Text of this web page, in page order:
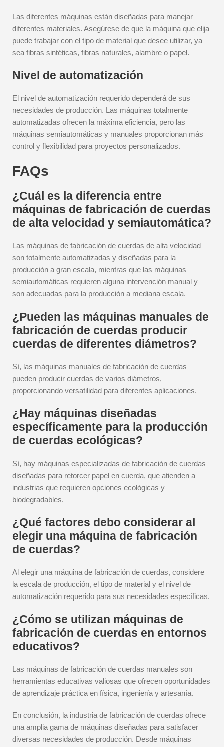
Las diferentes máquinas están diseñadas para manejar
diferentes materiales. Asegúrese de que la máquina que elija
puede trabajar con el tipo de material que desee utilizar, ya
sea fibras sintéticas, fibras naturales, alambre o papel.
Nivel de automatización
El nivel de automatización requerido dependerá de sus
necesidades de producción. Las máquinas totalmente
automatizadas ofrecen la máxima eficiencia, pero las
máquinas semiautomáticas y manuales proporcionan más
control y flexibilidad para proyectos personalizados.
FAQs
¿Cuál es la diferencia entre
máquinas de fabricación de cuerdas
de alta velocidad y semiautomática?
Las máquinas de fabricación de cuerdas de alta velocidad
son totalmente automatizadas y diseñadas para la
producción a gran escala, mientras que las máquinas
semiautomáticas requieren alguna intervención manual y
son adecuadas para la producción a mediana escala.
¿Pueden las máquinas manuales de
fabricación de cuerdas producir
cuerdas de diferentes diámetros?
Sí, las máquinas manuales de fabricación de cuerdas
pueden producir cuerdas de varios diámetros,
proporcionando versatilidad para diferentes aplicaciones.
¿Hay máquinas diseñadas
específicamente para la producción
de cuerdas ecológicas?
Sí, hay máquinas especializadas de fabricación de cuerdas
diseñadas para retorcer papel en cuerda, que atienden a
industrias que requieren opciones ecológicas y
biodegradables.
¿Qué factores debo considerar al
elegir una máquina de fabricación
de cuerdas?
Al elegir una máquina de fabricación de cuerdas, considere
la escala de producción, el tipo de material y el nivel de
automatización requerido para sus necesidades específicas.
¿Cómo se utilizan máquinas de
fabricación de cuerdas en entornos
educativos?
Las máquinas de fabricación de cuerdas manuales son
herramientas educativas valiosas que ofrecen oportunidades
de aprendizaje práctica en física, ingeniería y artesanía.
En conclusión, la industria de fabricación de cuerdas ofrece
una amplia gama de máquinas diseñadas para satisfacer
diversas necesidades de producción. Desde máquinas